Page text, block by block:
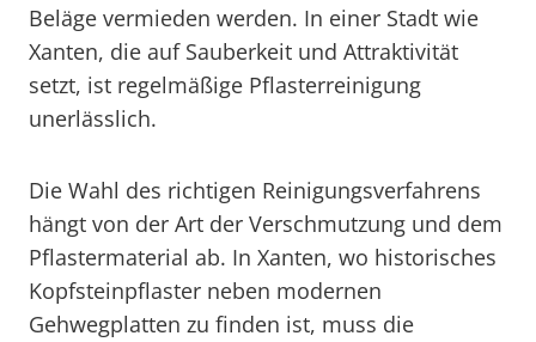
Beläge vermieden werden. In einer Stadt wie
Xanten, die auf Sauberkeit und Attraktivität
setzt, ist regelmäßige Pflasterreinigung
unerlässlich.
Die Wahl des richtigen Reinigungsverfahrens
hängt von der Art der Verschmutzung und dem
Pflastermaterial ab. In Xanten, wo historisches
Kopfsteinpflaster neben modernen
Gehwegplatten zu finden ist, muss die